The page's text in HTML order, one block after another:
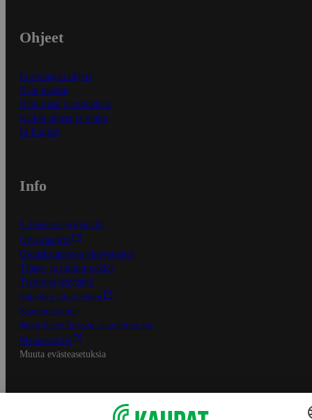
Ohjeet
Ensitilaajan ohjeet
Näin maksat
Näin tilaat ja muokkaat
Kaikki ohjeet ja vinkit
In English
Info
S-Business yrityksille
Oiva-raportit
Osuuskauppojen yhteystiedot
Tilaus- ja toimitusehdot
Tietosuojakäytäntö
Palvelun käyttöehdot
Saavutettavuus
Mobiilisovelluksen saavutettavuus
Mainostajalle
Muuta evästeasetuksia
S-ryhmän palvelut